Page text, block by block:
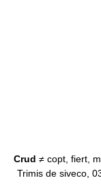
Crud ≠ copt, fiert,
Trimis de siveco,